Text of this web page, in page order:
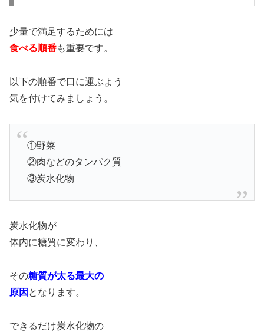
少量で満足するためには
食べる順番も重要です。
以下の順番で口に運ぶよう
気を付けてみましょう。
①野菜
②肉などのタンパク質
③炭水化物
炭水化物が
体内に糖質に変わり、
その糖質が太る最大の
原因 となります。
できるだけ炭水化物の